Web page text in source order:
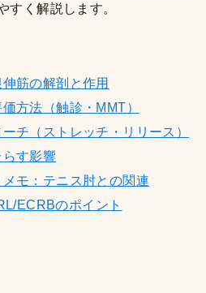
すく解説します。
筋の解剖と作用
方法（触診・MMT）
チ（ストレッチ・リリース）
らす影響
モ：テニス肘との関連
ECRBのポイント